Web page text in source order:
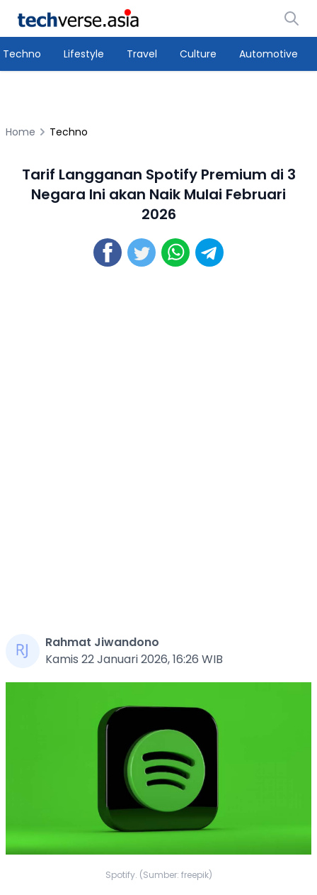
Techno Lifestyle Travel Culture Automotive
Home Techno
Tarif Langganan Spotify Premium di 3
Negara Ini akan Naik Mulai Februari
2026
Rahmat Jiwandono
Kamis 22 Januari 2026, 16:26 WIB
Spotify. (Sumber: freepik)